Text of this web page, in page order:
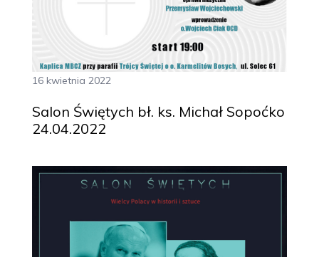
16 kwietnia 2022
Salon Świętych bł. ks. Michał Sopoćko
24.04.2022